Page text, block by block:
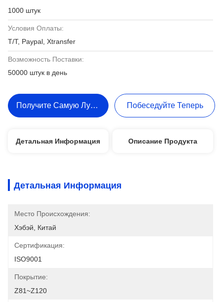
1000 штук
Условия Оплаты:
T/T, Paypal, Xtransfer
Возможность Поставки:
50000 штук в день
Получите Самую Лучшую Цену Побеседуйте Теперь
Детальная Информация Описание Продукта
Детальная Информация
Место Происхождения:
Хэбэй, Китай
Сертификация:
ISO9001
Покрытие:
Z81~Z120